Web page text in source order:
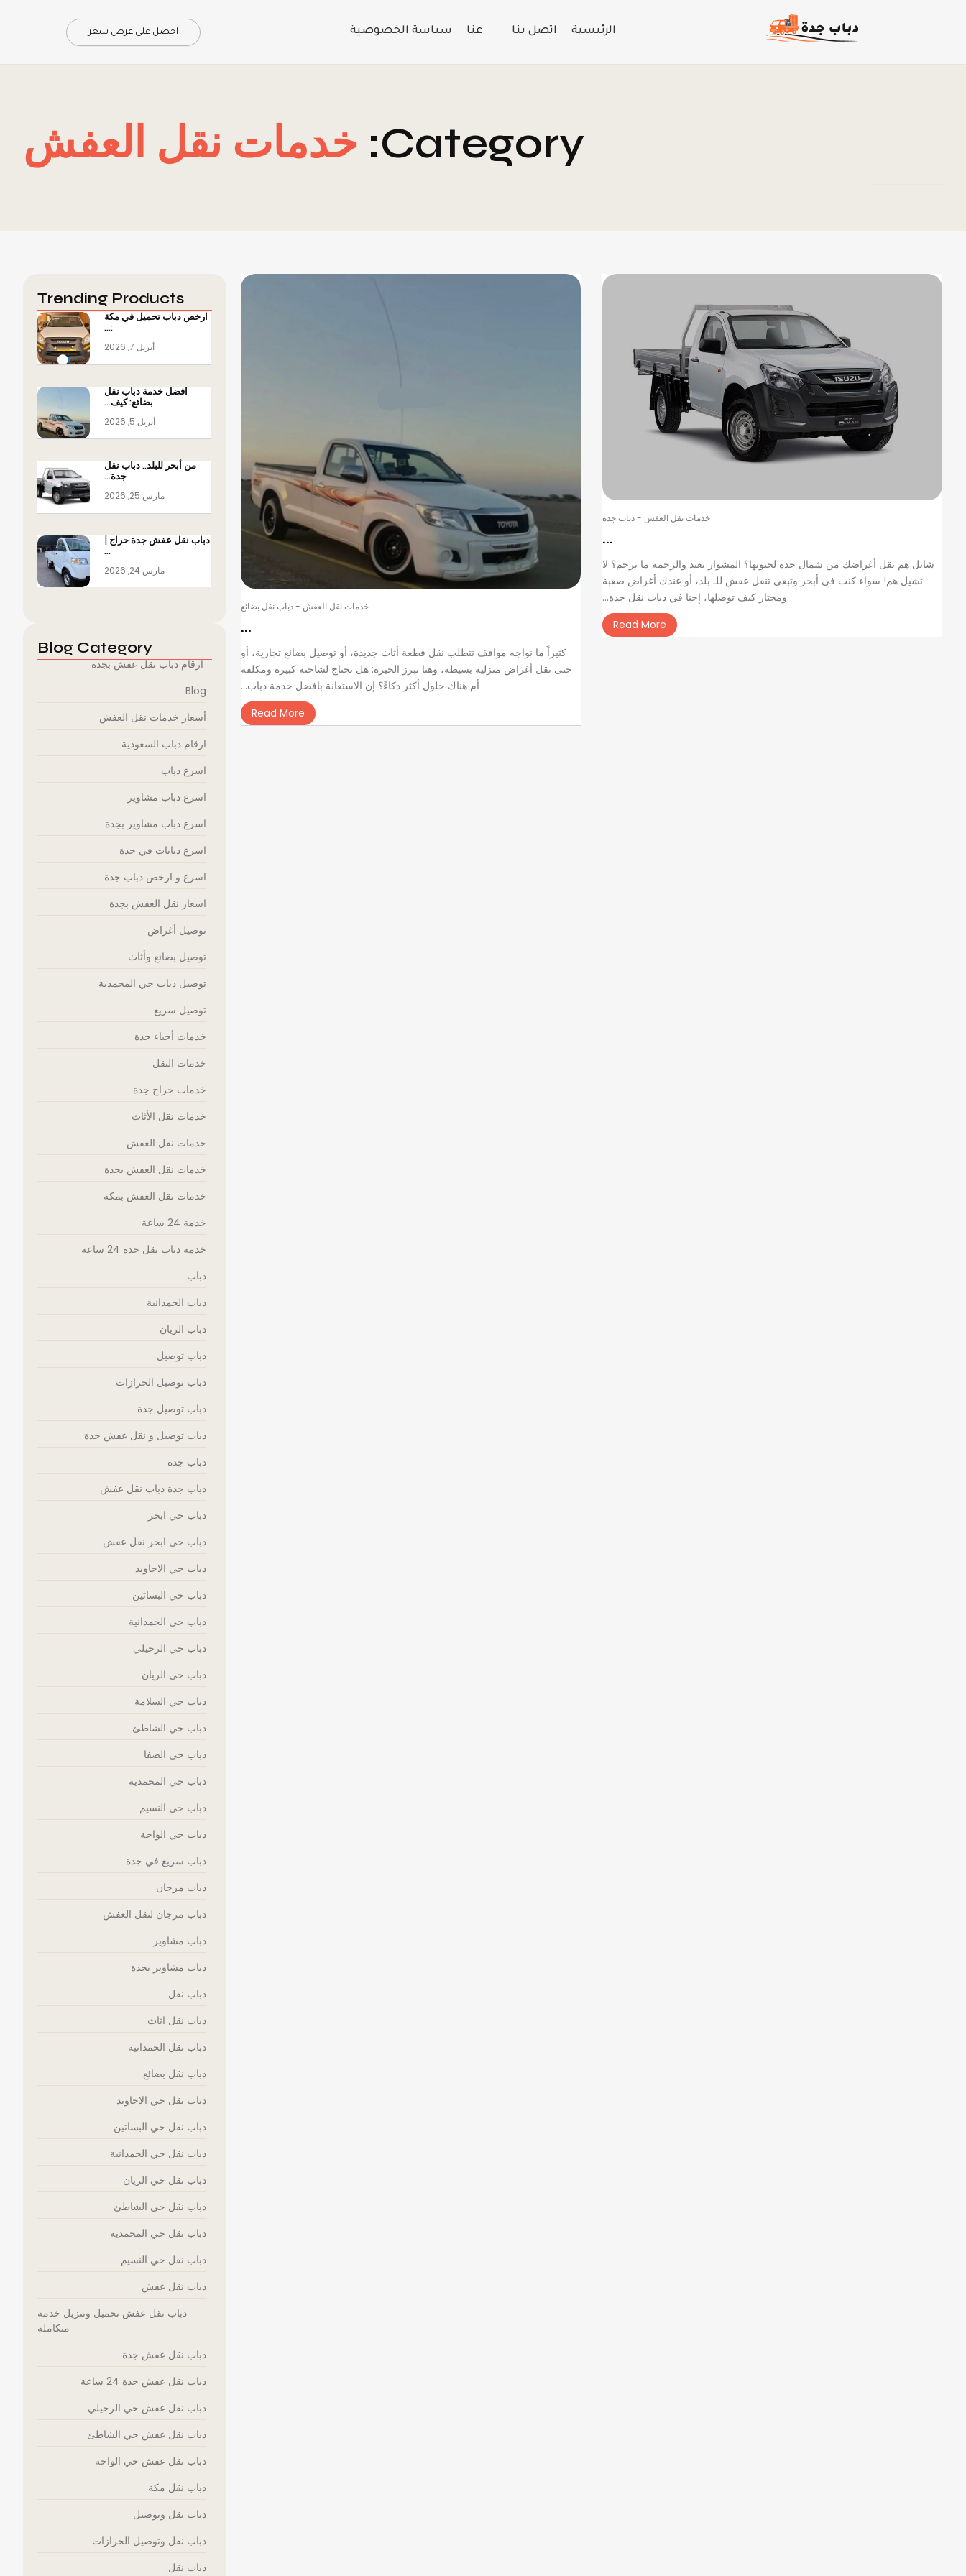
الرئيسية اتصل بنا عنا سياسة الخصوصية احصل على عرض سعر
Category: خدمات نقل العفش
خدمات نقل العفش - دباب نقل بضائع
...
كثيراً ما نواجه مواقف تتطلب نقل قطعة أثاث جديدة، أو توصيل بضائع تجارية، أو
حتى نقل أغراض منزلية بسيطة، وهنا تبرز الحيرة: هل نحتاج لشاحنة كبيرة ومكلفة
أم هناك حلول أكثر ذكاءً؟ إن الاستعانة بافضل خدمة دباب...
Read More
خدمات نقل العفش - دباب جدة
...
شايل هم نقل أغراضك من شمال جدة لجنوبها؟ المشوار بعيد والزحمة ما ترحم؟ لا
تشيل هم! سواء كنت في أبحر وتبغى تنقل عفش للـ بلد، أو عندك أغراض صعبة
ومحتار كيف توصلها، إحنا في دباب نقل جدة...
Read More
Trending Products
ارخص دباب تحميل في مكة
:…
أبريل 7, 2026
افضل خدمة دباب نقل
بضائع: كيف…
أبريل 5, 2026
من أبحر للبلد.. دباب نقل
جدة…
مارس 25, 2026
دباب نقل عفش جدة حراج |
…
مارس 24, 2026
Blog Category
ارقام دباب نقل عفش بجدة
Blog
أسعار خدمات نقل العفش
ارقام دباب السعودية
اسرع دباب
اسرع دباب مشاوير
اسرع دباب مشاوير بجدة
اسرع دبابات في جدة
اسرع و ارخص دباب جدة
اسعار نقل العفش بجدة
توصيل أغراض
توصيل بضائع وأثاث
توصيل دباب حي المحمدية
توصيل سريع
خدمات أحياء جدة
خدمات النقل
خدمات حراج جدة
خدمات نقل الأثاث
خدمات نقل العفش
خدمات نقل العفش بجدة
خدمات نقل العفش بمكة
خدمة 24 ساعة
خدمة دباب نقل جدة 24 ساعة
دباب
دباب الحمدانية
دباب الريان
دباب توصيل
دباب توصيل الحرازات
دباب توصيل جدة
دباب توصيل و نقل عفش جدة
دباب جدة
دباب جدة دباب نقل عفش
دباب حي ابحر
دباب حي ابحر نقل عفش
دباب حي الاجاويد
دباب حي البساتين
دباب حي الحمدانية
دباب حي الرحيلي
دباب حي الريان
دباب حي السلامة
دباب حي الشاطئ
دباب حي الصفا
دباب حي المحمدية
دباب حي النسيم
دباب حي الواحة
دباب سريع في جدة
دباب مرجان
دباب مرجان لنقل العفش
دباب مشاوير
دباب مشاوير بجدة
دباب نقل
دباب نقل اثاث
دباب نقل الحمدانية
دباب نقل بضائع
دباب نقل حي الاجاويد
دباب نقل حي البساتين
دباب نقل حي الحمدانية
دباب نقل حي الريان
دباب نقل حي الشاطئ
دباب نقل حي المحمدية
دباب نقل حي النسيم
دباب نقل عفش
دباب نقل عفش تحميل وتنزيل خدمة
متكاملة
دباب نقل عفش جدة
دباب نقل عفش جدة 24 ساعة
دباب نقل عفش حي الرحيلي
دباب نقل عفش حي الشاطئ
دباب نقل عفش حي الواحة
دباب نقل مكة
دباب نقل وتوصيل
دباب نقل وتوصيل الحرازات
دباب نقل.